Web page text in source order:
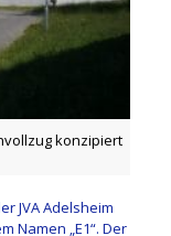
konzipiert
JVA Adelsheim
Namen „E1“. Der